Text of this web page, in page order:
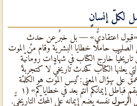
لكلّ إنسانٍ
«قبول اعتقاديٌّ» — بل خبرٌ عن حدثٍ
حاملًا خطايا البشريّة وقام من الموت
تاريخيًّا خارج الكتاب في شهادات رومانيّةٍ
يُعلنها الكتاب كحدثٍ تاريخيٌّ لا كتجربةٍ
على سؤال المعنى: ليس الموت هو الكلمة
لم يقم فباطلٌ إيمانكم أنتم بعد في خطاياكم» (١
الرسول نفسه يضع إيمانه على المحكّ التاريخيٌّ.